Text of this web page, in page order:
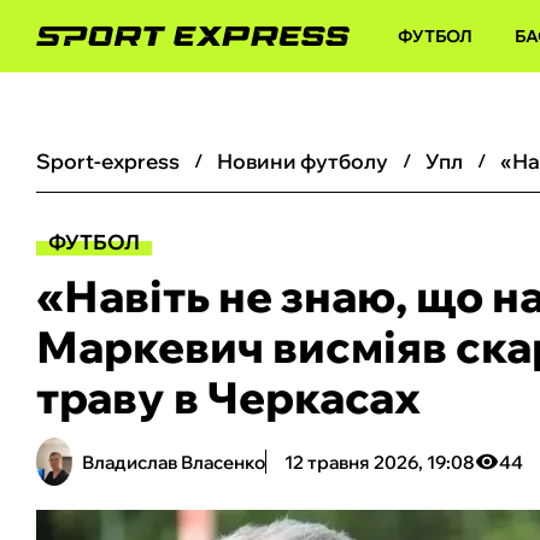
ФУТБОЛ
sport-express новини футболу упл
ФУТБОЛ
«Навіть не знаю, що
Маркевич висміяв
траву в Черкасах
Владислав Власенко 12 травня 2026, 19:08 44